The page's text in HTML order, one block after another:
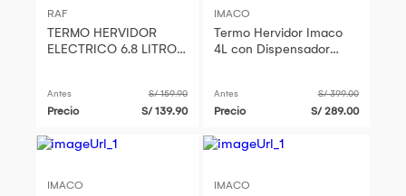
RAF
TERMO HERVIDOR
ELECTRICO 6.8 LITROS
Antes S/ 159.90
Precio S/ 139.90
IMACO
Termo Hervidor Imaco
4L con Dispensador
Antes S/ 399.00
Precio S/ 289.00
IMACO IMACO